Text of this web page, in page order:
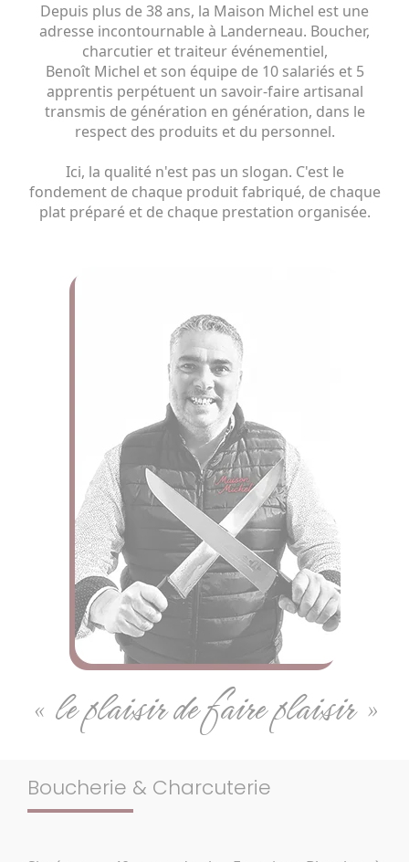
Depuis plus de 38 ans, la Maison Michel est une
adresse incontournable à Landerneau. Boucher,
charcutier et traiteur événementiel,
Benoît Michel et son équipe de 10 salariés et 5
apprentis perpétuent un savoir-faire artisanal
transmis de génération en génération, dans le
respect des produits et du personnel.
Ici, la qualité n'est pas un slogan. C'est le
fondement de chaque produit fabriqué, de chaque
plat préparé et de chaque prestation organisée.
« le plaisir de faire plaisir »
Boucherie & Charcuterie